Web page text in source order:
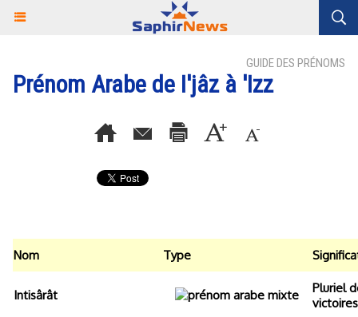
GUIDE DES PRÉNOMS
Prénom Arabe de I'jâz à 'Izz
Nom Type
Intisârât
Pluriel